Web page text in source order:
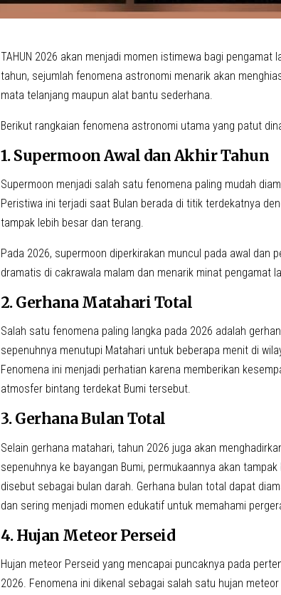
TAHUN 2026 akan menjadi momen istimewa bagi pengamat
tahun, sejumlah fenomena astronomi menarik akan
mata telanjang maupun alat bantu sederhana.
Berikut rangkaian fenomena astronomi utama yang patut
1. Supermoon Awal dan Akhir Tahun
Supermoon menjadi salah satu fenomena paling mudah
Peristiwa ini terjadi saat Bulan berada di titik terdekatnya
tampak lebih besar dan terang.
Pada 2026, supermoon diperkirakan muncul pada awal dan
dramatis di cakrawala malam dan menarik minat pengamat
2. Gerhana Matahari Total
Salah satu fenomena paling langka pada 2026 adalah
sepenuhnya menutupi Matahari untuk beberapa menit di
Fenomena ini menjadi perhatian karena memberikan
atmosfer bintang terdekat Bumi tersebut.
3. Gerhana Bulan Total
Selain gerhana matahari, tahun 2026 juga akan
sepenuhnya ke bayangan Bumi, permukaannya akan
disebut sebagai bulan darah. Gerhana bulan total dapat
dan sering menjadi momen edukatif untuk memahami
4. Hujan Meteor Perseid
Hujan meteor Perseid yang mencapai puncaknya pada
2026. Fenomena ini dikenal sebagai salah satu hujan